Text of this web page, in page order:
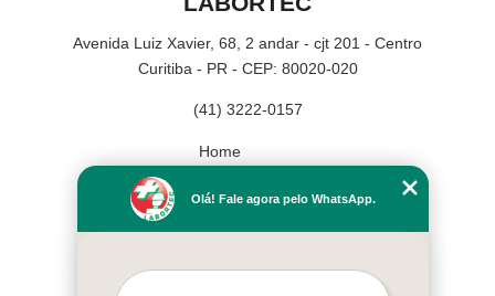
Avenida Luiz Xavier, 68, 2 andar - cjt 201 - Centro
Curitiba - PR - CEP: 80020-020
(41) 3222-0157
Home
Missão
Olá! Fale agora pelo WhatsApp.